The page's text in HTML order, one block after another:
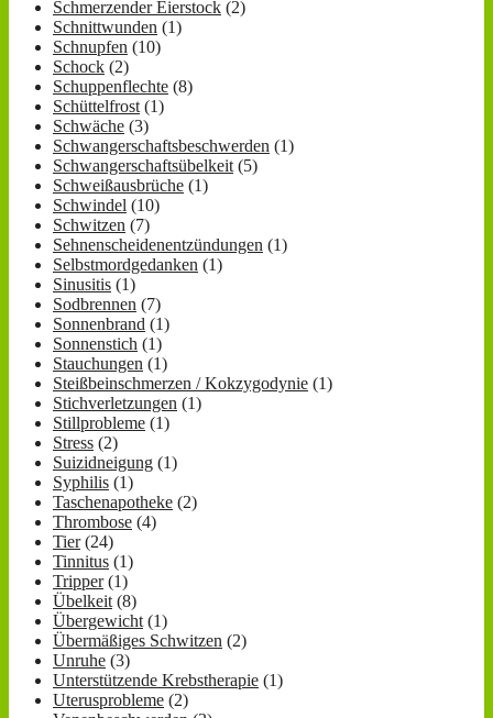
Schmerzender Eierstock (2)
Schnittwunden (1)
Schnupfen (10)
Schock (2)
Schuppenflechte (8)
Schüttelfrost(1)
Schwäche (3)
Schwangerschaftsbeschwerden (1)
Schwangerschaftsübelkeit(5)
Schweißausbrüche (1)
Schwindel (10)
Schwitzen (7)
Sehnenscheidenentzündungen (1)
Selbstmordgedanken (1)
Sinusitis (1)
Sodbrennen (7)
Sonnenbrand (1)
Sonnenstich (1)
Stauchungen (1)
Steißbeinschmerzen / Kokzygodynie (1)
Stichverletzungen (1)
Stillprobleme (1)
Stress (2)
Suizidneigung (1)
Syphilis (1)
Taschenapotheke (2)
Thrombose (4)
Tier(24)
Tinnitus (1)
Tripper(1)
Übelkeit(8)
Übergewicht(1)
Übermäßiges Schwitzen (2)
Unruhe (3)
Unterstützende Krebstherapie (1)
Uterusprobleme (2)